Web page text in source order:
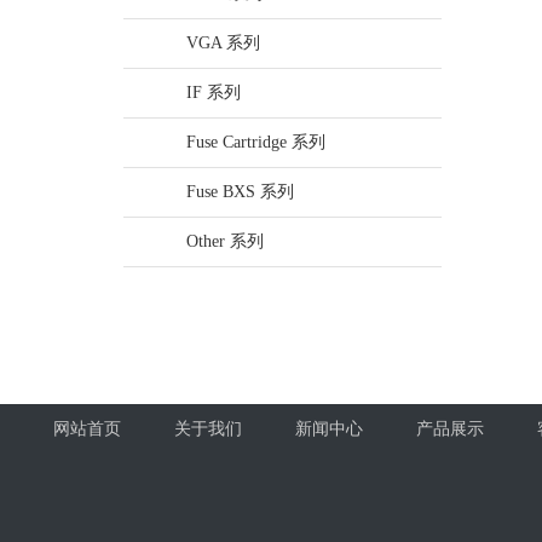
VGA 系列
IF 系列
Fuse Cartridge 系列
Fuse BXS 系列
Other 系列
网站首页 关于我们 新闻中心 产品展示